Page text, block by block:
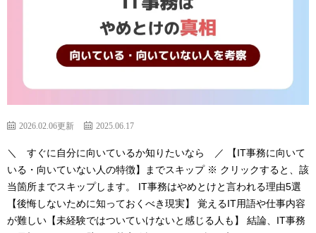
2026.02.06更新 2025.06.17
＼ すぐに自分に向いているか知りたいなら ／ 【IT事務に向いて
いる・向いていない人の特徴】までスキップ ※ クリックすると、該
当箇所までスキップします。 IT事務はやめとけと言われる理由5選
【後悔しないために知っておくべき現実】 覚えるIT用語や仕事内容
が難しい【未経験ではついていけないと感じる人も】 結論、IT事務